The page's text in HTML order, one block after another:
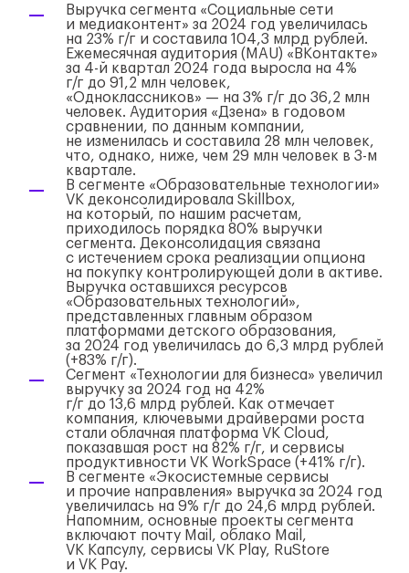
Выручка сегмента «Социальные сети
и медиаконтент» за 2024 год увеличилась
на 23% г/г и составила 104,3 млрд рублей.
Ежемесячная аудитория (MAU) «ВКонтакте»
за 4-й квартал 2024 года выросла на 4%
г/г до 91,2 млн человек,
«Одноклассников» — на 3% г/г до 36,2 млн
человек. Аудитория «Дзена» в годовом
сравнении, по данным компании,
не изменилась и составила 28 млн человек,
что, однако, ниже, чем 29 млн человек в 3-м
квартале.
В сегменте «Образовательные технологии»
VK деконсолидировала Skillbox,
на который, по нашим расчетам,
приходилось порядка 80% выручки
сегмента. Деконсолидация связана
с истечением срока реализации опциона
на покупку контролирующей доли в активе.
Выручка оставшихся ресурсов
«Образовательных технологий»,
представленных главным образом
платформами детского образования,
за 2024 год увеличилась до 6,3 млрд рублей
(+83% г/г).
Сегмент «Технологии для бизнеса» увеличил
выручку за 2024 год на 42%
г/г до 13,6 млрд рублей. Как отмечает
компания, ключевыми драйверами роста
стали облачная платформа VK Cloud,
показавшая рост на 82% г/г, и сервисы
продуктивности VK WorkSpace (+41% г/г).
В сегменте «Экосистемные сервисы
и прочие направления» выручка за 2024 год
увеличилась на 9% г/г до 24,6 млрд рублей.
Напомним, основные проекты сегмента
включают почту Mail, облако Mail,
VK Капсулу, сервисы VK Play, RuStore
и VK Pay.